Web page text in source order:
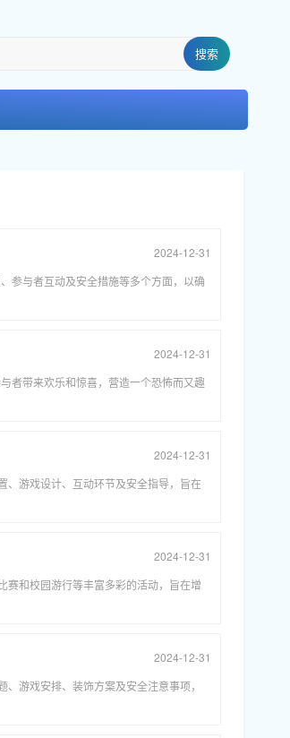
搜索
2024-12-31
参与者互动及安全措施等多个方面，以确
2024-12-31
者带来欢乐和惊喜，营造一个恐怖而又趣
2024-12-31
、游戏设计、互动环节及安全指导，旨在
2024-12-31
赛和校园游行等丰富多彩的活动，旨在增
2024-12-31
游戏安排、装饰方案及安全注意事项，